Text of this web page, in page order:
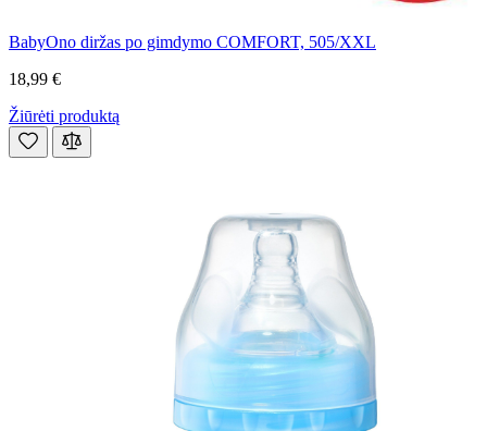
BabyOno diržas po gimdymo COMFORT, 505/XXL
18,99 €
Žiūrėti produktą